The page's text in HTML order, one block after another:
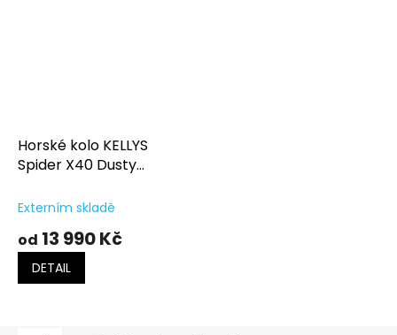
Horské kolo KELLYS
Spider X40 Dusty
Externím skladě
od 13 990 Kč
DETAIL